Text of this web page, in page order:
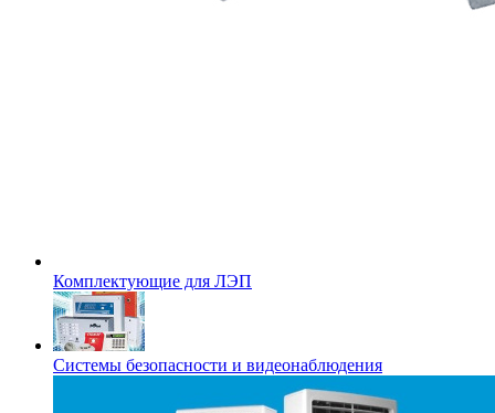
Комплектующие для ЛЭП
Системы безопасности и видеонаблюдения